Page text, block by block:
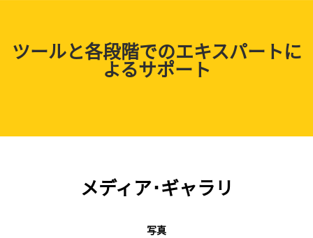
ツールと各段階でのエキスパートに
よるサポート
メディア･ギャラリ
写真